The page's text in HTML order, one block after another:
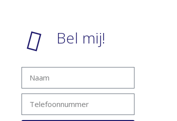
Bel mij!